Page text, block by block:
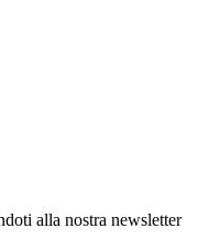
alla nostra newsletter